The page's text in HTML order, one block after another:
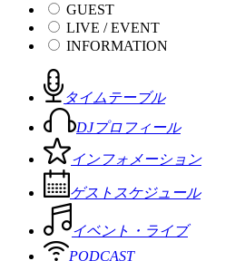
GUEST
LIVE / EVENT
INFORMATION
タイムテーブル
DJプロフィール
インフォメーション
ゲストスケジュール
イベント・ライブ
PODCAST